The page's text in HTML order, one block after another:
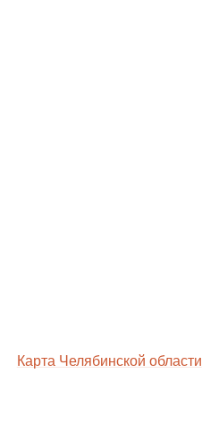
Карта Челябинской области